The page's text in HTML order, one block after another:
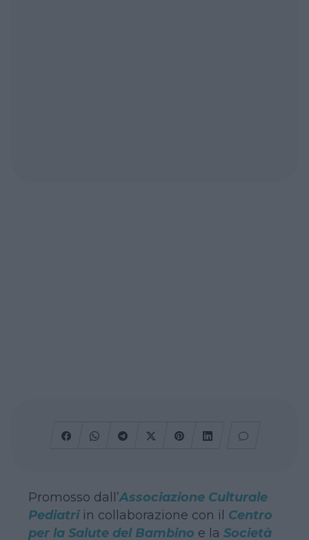
Promosso dall’Associazione Culturale
Pediatriin collaborazione con il Centro
per la Salute del Bambino e la Società